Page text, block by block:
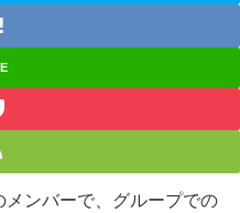
メンバーで、グループでの